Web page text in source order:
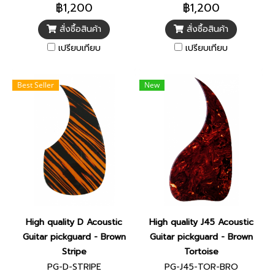
฿1,200
สั่งซื้อสินค้า
เปรียบเทียบ
฿1,200
สั่งซื้อสินค้า
เปรียบเทียบ
Best Seller
High quality D Acoustic
Guitar pickguard - Brown
Stripe
PG-D-STRIPE
New
High quality J45 Acoustic
Guitar pickguard - Brown
Tortoise
PG-J45-TOR-BRO